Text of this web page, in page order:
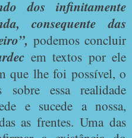
dos infinitamente
consequente das
podemos concluir
em textos por ele
que lhe foi possível, o
sobre essa realidade
e sucede a nossa,
as frentes. Uma das